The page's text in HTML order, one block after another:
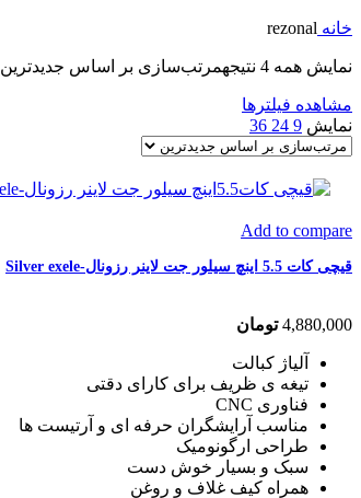
خانه rezonal
نمایش همه 4 نتیجه مرتب‌سازی بر اساس جدیدترین
مشاهده فیلترها
نمایش 9
24
36
Add to compare
قیچی کات 5.5 اینچ سیلور جت لاینر رزونال-Silver exele
4,880,000 تومان
آلیاژ کبالت
تیغه ی ظریف برای کارای دقتی
فناوری CNC
مناسب آرایشگران حرفه ای و آرتیست ها
طراحی ارگونومیک
سبک و بسیار خوش دست
همراه کیف غلاف و روغن